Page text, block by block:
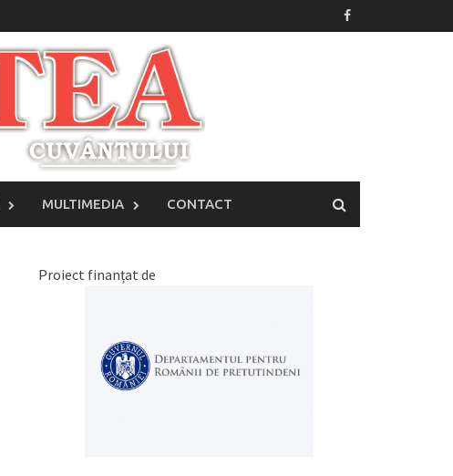
MULTIMEDIA CONTACT
Proiect finanțat de